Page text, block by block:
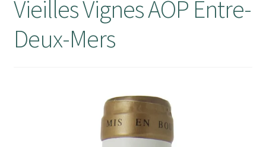
Mentions légales
RECEPTION DE VOTRE COMMANDE
Vieilles Vignes AOP Entre-
Deux-Mers